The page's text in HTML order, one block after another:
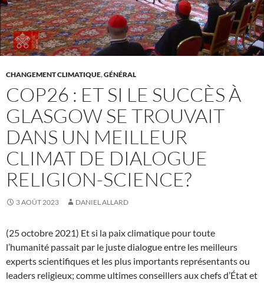
CHANGEMENT CLIMATIQUE,GÉNÉRAL
COP26 : ET SI LE SUCCÈS À
GLASGOW SE TROUVAIT
DANS UN MEILLEUR
CLIMAT DE DIALOGUE
RELIGION-SCIENCE?
3 AOÛT 2023 DANIEL ALLARD
(25 octobre 2021) Et si la paix climatique pour toute
l’humanité passait par le juste dialogue entre les meilleurs
experts scientifiques et les plus importants représentants ou
leaders religieux; comme ultimes conseillers aux chefs d’État et